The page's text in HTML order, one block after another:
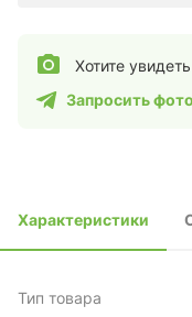
Хотите
Запросить
Характеристики
Тип товара